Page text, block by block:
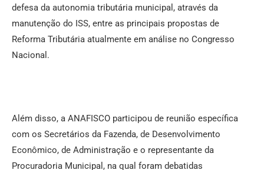
defesa da autonomia tributária municipal, através da
manutenção do ISS, entre as principais propostas de
Reforma Tributária atualmente em análise no Congresso
Nacional.
Além disso, a ANAFISCO participou de reunião específica
com os Secretários da Fazenda, de Desenvolvimento
Econômico, de Administração e o representante da
Procuradoria Municipal, na qual foram debatidas